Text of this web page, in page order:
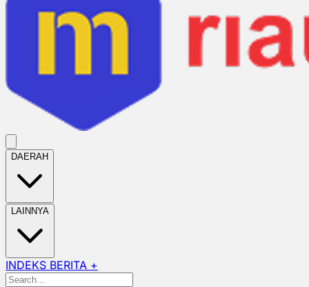
DAERAH
LAINNYA
INDEKS BERITA +